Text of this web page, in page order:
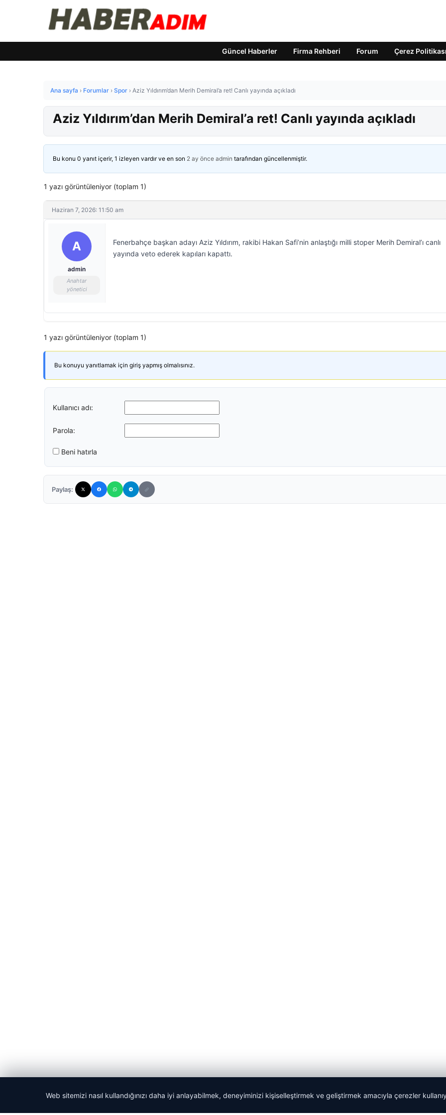
Güncel Haberler Firma Rehberi Forum Çerez Politikası
Ana sayfa › Forumlar › Spor › Aziz Yıldırım’dan Merih Demiral’a ret! Canlı yayında açıkladı
Aziz Yıldırım’dan Merih Demiral’a ret! Canlı yayında açıkladı
Bu konu 0 yanıt içerir, 1 izleyen vardır ve en son 2 ay önce admin tarafından güncellenmiştir.
1 yazı görüntüleniyor (toplam 1)
Haziran 7, 2026: 11:50 am
A
admin
Anahtar
yönetici
Fenerbahçe başkan adayı Aziz Yıldırım, rakibi Hakan Safi’nin anlaştığı milli stoper Merih Demiral’ı canlı
yayında veto ederek kapıları kapattı.
1 yazı görüntüleniyor (toplam 1)
Bu konuyu yanıtlamak için giriş yapmış olmalısınız.
Kullanıcı adı:
Parola:
Beni hatırla
Paylaş:
Web sitemizi nasıl kullandığınızı daha iyi anlayabilmek, deneyiminizi kişiselleştirmek ve geliştirmek amacıyla çerezler